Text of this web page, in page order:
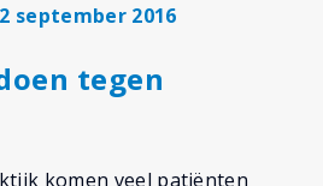
september 2016
tegen
komen veel patiënten